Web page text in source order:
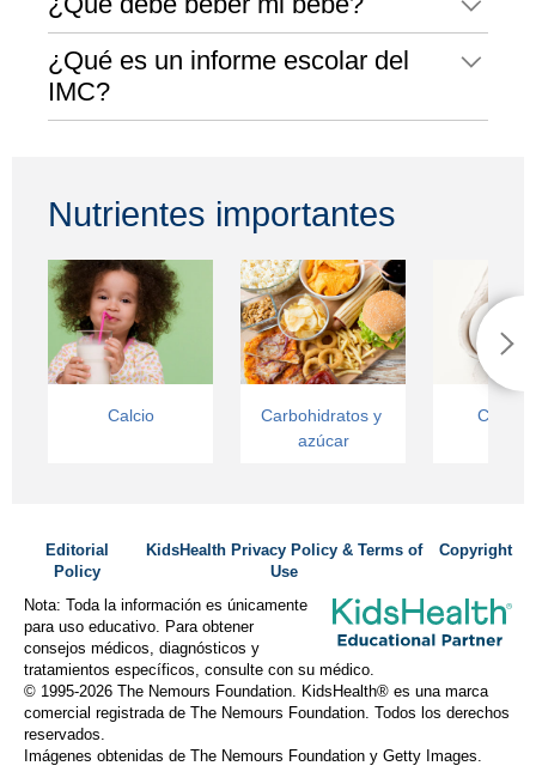
¿Qué es un informe escolar del
IMC?
Nutrientes importantes
Calcio
Carbohidratos y
azúcar
Editorial
Policy
KidsHealth Privacy Policy & Terms of
Use
Copyright
Nota: Toda la información es únicamente
para uso educativo. Para obtener
consejos médicos, diagnósticos y
tratamientos específicos, consulte con su médico.
© 1995-2026 The Nemours Foundation. KidsHealth® es una marca
comercial registrada de The Nemours Foundation. Todos los derechos
reservados.
Imágenes obtenidas de The Nemours Foundation y Getty Images.